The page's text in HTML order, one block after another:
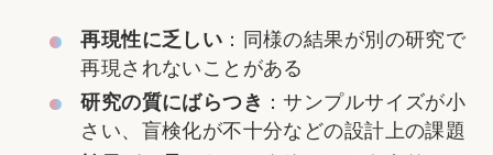
再現性に乏しい ：同様の結果が別の研究で
再現されないことがある
研究の質にばらつき ：サンプルサイズが小
さい、盲検化が不十分などの設計上の課題